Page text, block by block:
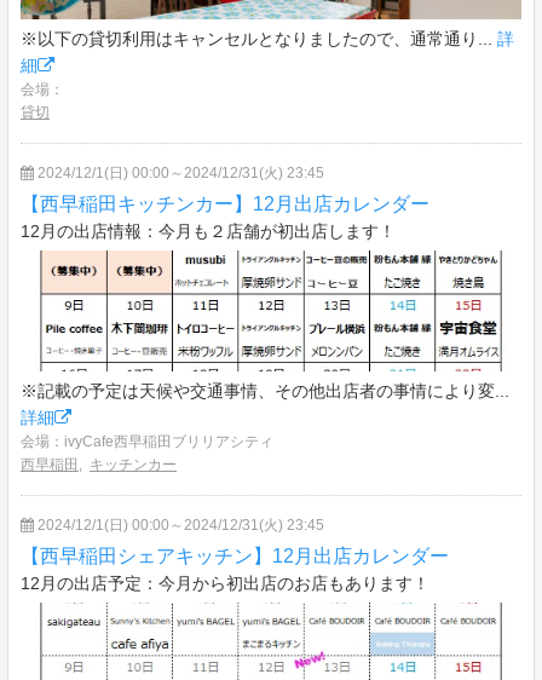
※以下の貸切利用はキャンセルとなりましたので、通常通り... 詳
細
会場：
貸切
2024/12/1(日) 00:00～2024/12/31(火) 23:45
【西早稲田キッチンカー】12月出店カレンダー
12月の出店情報：今月も２店舗が初出店します！
※記載の予定は天候や交通事情、その他出店者の事情により変...
詳細
会場：ivyCafe西早稲田ブリリアシティ
西早稲田 , キッチンカー
2024/12/1(日) 00:00～2024/12/31(火) 23:45
【西早稲田シェアキッチン】12月出店カレンダー
12月の出店予定：今月から初出店のお店もあります！